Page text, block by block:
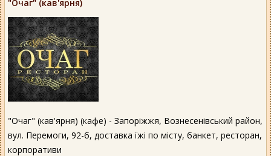
"Очаг" (кав'ярня)
"Очаг" (кав'ярня) (кафе) - Запоріжжя, Вознесенівський район,
вул. Перемоги, 92-б, доставка їжі по місту, банкет, ресторан,
корпоративи